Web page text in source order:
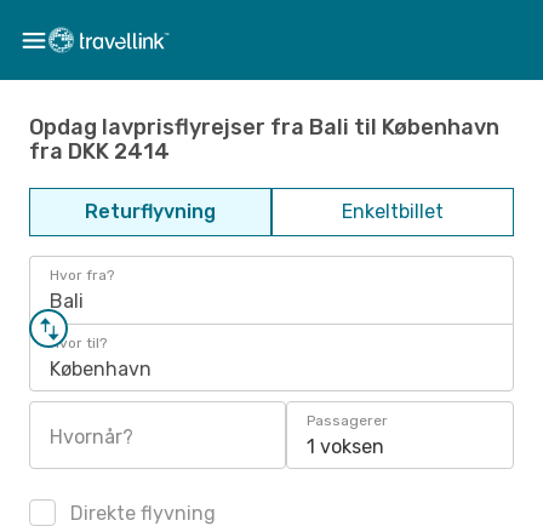
Opdag lavprisflyrejser fra Bali til København
fra DKK 2414
Returflyvning Enkeltbillet
Hvor fra?
Bali
Hvor til?
København
Hvornår?
Passagerer
1 voksen
Direkte flyvning